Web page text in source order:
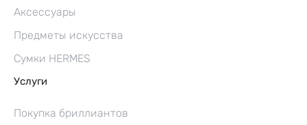
Аксессуары
Предметы искусства
Сумки HERMES
Услуги
Покупка бриллиантов